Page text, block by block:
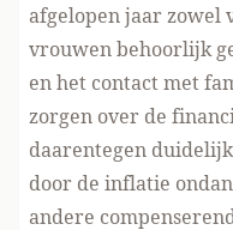
afgelopen jaar zowel
vrouwen behoorlijk
en het contact met
zorgen over de
daarentegen
door de inflatie
andere